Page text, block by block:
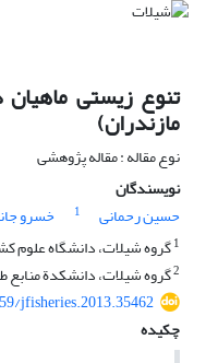
تنوع زیستی
مازندران)
نوع مقاله : مقاله پژوهشی
نویسندگان
حسین رحمانی
1 خسرو
1گروه شیلات، دانشگاه علوم
2گروه شیلات، دانشکدة منابع
jfisheries.2013.35462
چکیده